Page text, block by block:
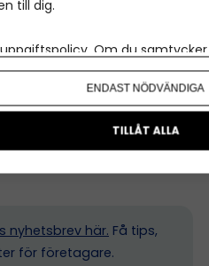
kan systemet:
kostnader automatiskt
nyhetsbrev här. Få tips,
för företagare.
till dig.
. Om du
i efterhand hittar du den
ENDAST NÖDVÄNDIGA
TILLÅT ALLA